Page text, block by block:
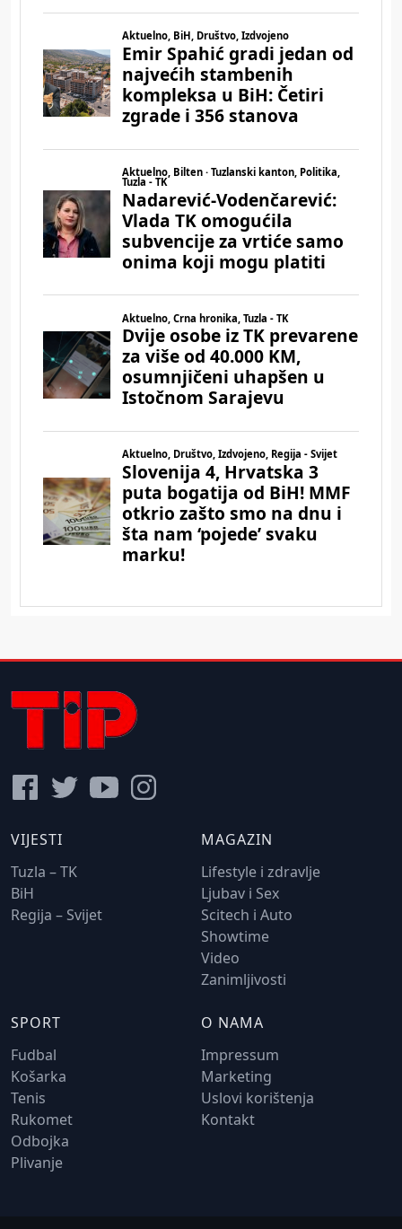
VIJESTI
Tuzla – TK
BiH
Regija – Svijet
MAGAZIN
Lifestyle i zdravlje
Ljubav i Sex
Scitech i Auto
Showtime
Video
Zanimljivosti
SPORT
Fudbal
Košarka
Tenis
Rukomet
Odbojka
Plivanje
O NAMA
Impressum
Marketing
Uslovi korištenja
Kontakt